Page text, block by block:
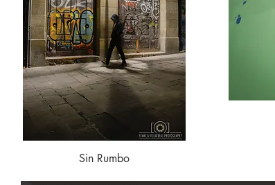
Vista rápida
Sin Rumbo